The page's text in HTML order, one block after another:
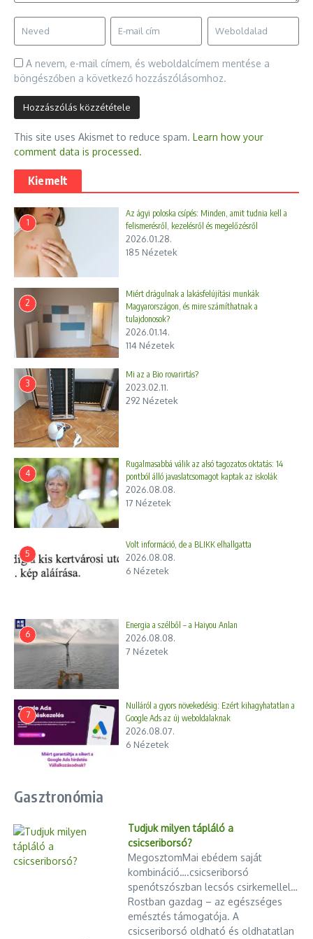
A nevem, e-mail címem, és weboldalcímem mentése a
böngészőben a következő hozzászólásomhoz.
This site uses Akismet to reduce spam. Learn how your
comment data is processed.
Kiemelt
1
Az ágyi poloska csípés: Minden, amit tudnia kell a
felismerésről, kezelésről és megelőzésről
2026.01.28.
185 Nézetek
2
Miért drágulnak a lakásfelújítási munkák
Magyarországon, és mire számíthatnak a
tulajdonosok?
2026.01.14.
114 Nézetek
3
Mi az a Bio rovarirtás?
2023.02.11.
292 Nézetek
4
Rugalmasabbá válik az alsó tagozatos oktatás: 14
pontból álló javaslatcsomagot kaptak az iskolák
2026.08.08.
17 Nézetek
5
Volt információ, de a BLIKK elhallgatta
2026.08.08.
6 Nézetek
6
Energia a szélből – a Haiyou Anlan
2026.08.08.
7 Nézetek
7
Nulláról a gyors növekedésig: Ezért kihagyhatatlan a
Google Ads az új weboldalaknak
2026.08.07.
6 Nézetek
Gasztronómia
Tudjuk milyen tápláló a
csicseriborsó?
MegosztomMai ebédem saját
kombináció….csicseriborsó
spenótszószban lecsós csirkemellel…
Rostban gazdag – az egészséges
emésztés támogatója. A
csicseriborsó oldható és oldhatatlan